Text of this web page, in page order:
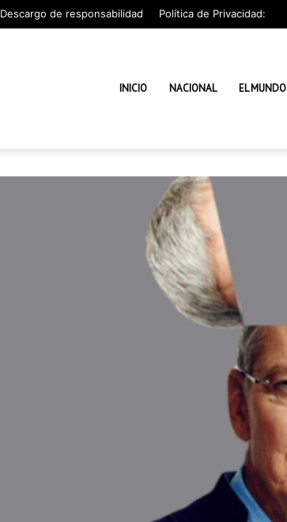
Descargo de responsabilidad Política de Privacidad:
INICIO NACIONAL EL MUNDO